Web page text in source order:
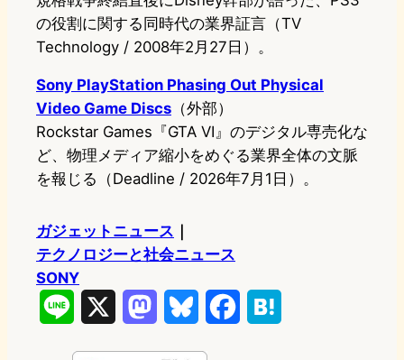
の役割に関する同時代の業界証言（TV
Technology / 2008年2月27日）。
Sony PlayStation Phasing Out Physical
Video Game Discs （外部）
Rockstar Games『GTA VI』のデジタル専売化な
ど、物理メディア縮小をめぐる業界全体の文脈
を報じる（Deadline / 2026年7月1日）。
ガジェットニュース
テクノロジーと社会ニュース
SONY